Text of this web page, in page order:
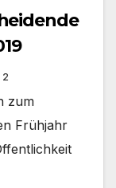
2
zum
Frühjahr